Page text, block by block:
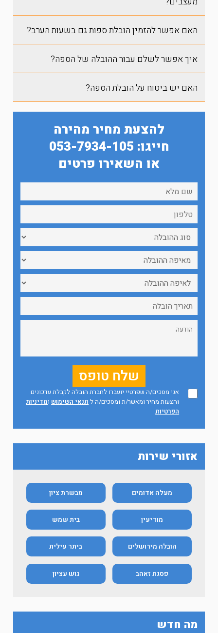
האם אפשר להזמין הובלת ספות גם בשעות הערב?
איך אפשר לשלם עבור ההובלה של הספה?
האם יש ביטוח על הובלת הספה?
להצעת מחיר מהירה
חייגו: 053-7934-105
או השאירו פרטים
אני מסכים/ה שפרטיי יועברו לחברת הובלה לקבלת עדכונים
והצעות מחיר ומאשר/ת ומסכים/ה ל תנאי השימוש ומדיניות
הפרטיות
אזורי שירות
מעלה אדומים מבשרת ציון
מודיעין בית שמש
הובלה מירושלים ביתר עילית
פסגת זאהב גוש עציון
מה חדש